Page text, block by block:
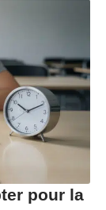
pour la